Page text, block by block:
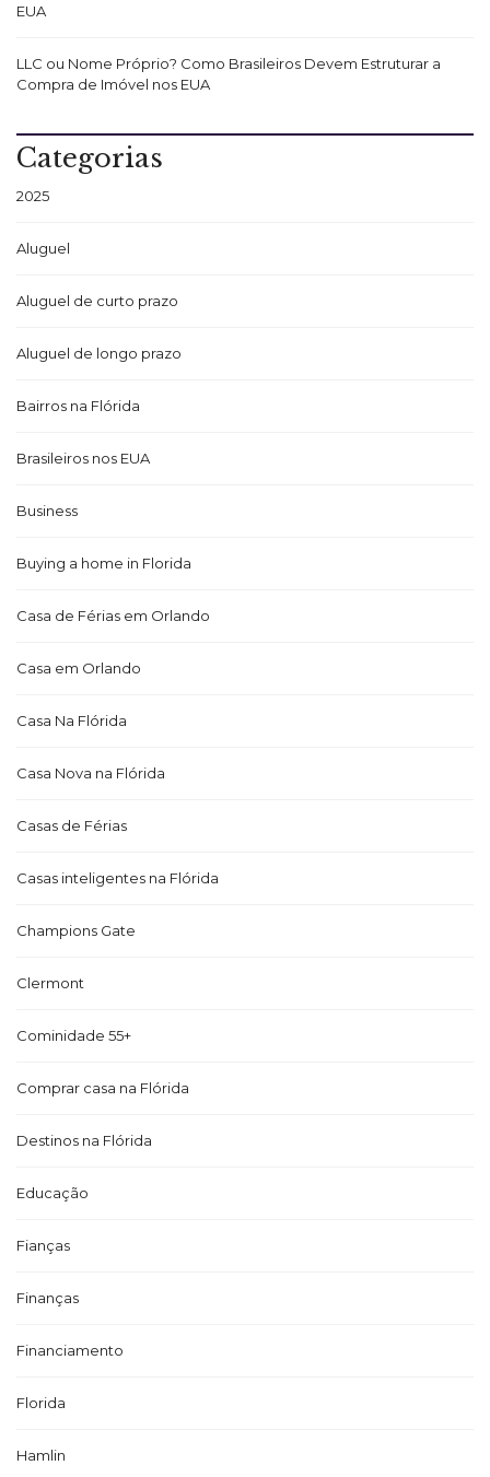
EUA
LLC ou Nome Próprio? Como Brasileiros Devem Estruturar a
Compra de Imóvel nos EUA
Categorias
2025
Aluguel
Aluguel de curto prazo
Aluguel de longo prazo
Bairros na Flórida
Brasileiros nos EUA
Business
Buying a home in Florida
Casa de Férias em Orlando
Casa em Orlando
Casa Na Flórida
Casa Nova na Flórida
Casas de Férias
Casas inteligentes na Flórida
Champions Gate
Clermont
Cominidade 55+
Comprar casa na Flórida
Destinos na Flórida
Educação
Fianças
Finanças
Financiamento
Florida
Hamlin